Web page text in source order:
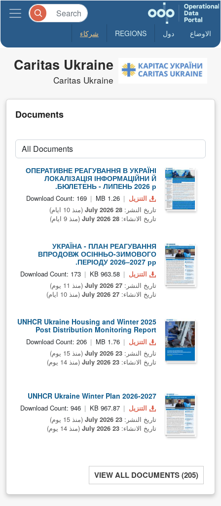
الاوضاع دول REGIONS شركاء
Caritas Ukraine
Caritas Ukraine
Documents
ОПЕРАТИВНЕ РЕАГУВАННЯ В УКРАЇНІ
ЛОКАЛІЗАЦІЯ ІНФОРМАЦІЙНИ Й
БЮЛЕТЕНЬ - ЛИПЕНЬ 2026 р.
التنزيل 1.26 MB
Download Count: 169
تاريخ النشر: 28 July 2026
(منذ 10 ايام)
تاريخ الانشاء: 28 July 2026 (منذ 9 ايام)
УКРАЇНА - ПЛАН РЕАГУВАННЯ
ВПРОДОВЖ ОСІННЬО-ЗИМОВОГО
ПЕРІОДУ 2026–2027 рр.
التنزيل 963.58 KB
Download Count: 173
تاريخ النشر: 27 July 2026
(منذ 11 يوم)
تاريخ الانشاء: 27 July 2026 (منذ 10 ايام)
UNHCR Ukraine Housing and Winter 2025
Post Distribution Monitoring Report
التنزيل 1.76 MB
Download Count: 206
تاريخ النشر: 23 July 2026
(منذ 15 يوم)
تاريخ الانشاء: 23 July 2026 (منذ 14 يوم)
UNHCR Ukraine Winter Plan 2026-2027
التنزيل 967.87 KB
Download Count: 946
تاريخ النشر: 23 July 2026
(منذ 15 يوم)
تاريخ الانشاء: 23 July 2026 (منذ 14 يوم)
VIEW ALL DOCUMENTS (205)